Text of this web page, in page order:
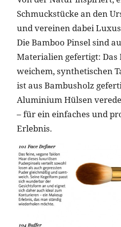
Schmuckstücke an den
und vereinen dabei
Die Bamboo Pinsel sind
Materialien gefertigt: Das
weichem, synthetischen
ist aus Bambusholz
Aluminium Hülsen
– für ein einfaches und
Erlebnis.